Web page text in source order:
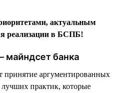
актуальным
реализации в БСПБ!
майндсет банка
принятие аргументированных
практик, которые